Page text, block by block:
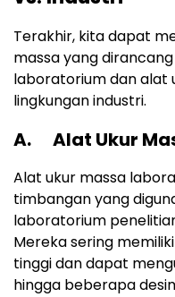
Terakhir, kita dapat
massa yang
laboratorium dan alat
lingkungan industri.
A. Alat Ukur
Alat ukur massa
timbangan yang
laboratorium
Mereka sering
tinggi dan dapat
hingga beberapa